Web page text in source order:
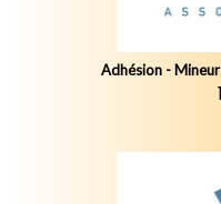
Adhésion -